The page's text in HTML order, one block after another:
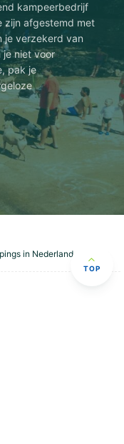
kampeerbedrijf
zijn afgestemd met
je verzekerd van
je niet voor
pak je
in Nederland
TOP